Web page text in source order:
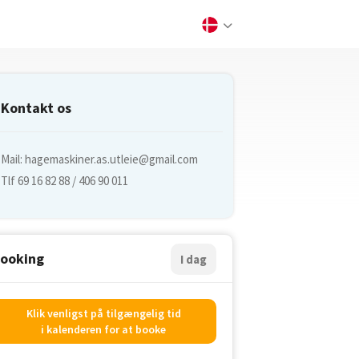
Kontakt os
Mail: hagemaskiner.as.utleie@gmail.com
Tlf 69 16 82 88 / 406 90 011
I dag
Klik venligst på tilgængelig tid
i kalenderen for at booke